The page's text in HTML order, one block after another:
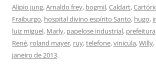
Alipio jung,Arnaldo frey, bogmil,Caldart,
Fraiburgo, hospital divino espírito Santo, hugo,
luiz miguel, Marly, papelose industrial, prefeitura
René, roland mayer, ruy,telefone,vinicula,Willy,
janeiro de 2013.